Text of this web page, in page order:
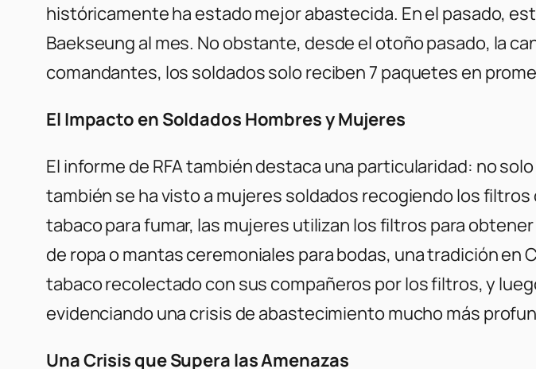
históricamente ha estado mejor abastecida. En el pasado,
Baekseung al mes. No obstante, desde el otoño pasado, la
comandantes, los soldados solo reciben 7 paquetes en
El Impacto en Soldados Hombres y Mujeres
El informe de RFAtambién destaca una particularidad: no
también se ha visto a mujeres soldados recogiendo los
tabaco para fumar, las mujeres utilizan los filtros para
de ropa o mantas ceremoniales para bodas, una tradición
tabaco recolectado con sus compañeros por los filtros, y
evidenciando una crisis de abastecimiento mucho más
Una Crisis que Supera las Amenazas